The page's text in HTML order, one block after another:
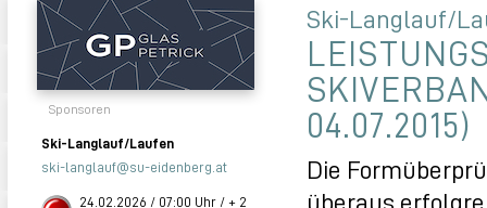
Sponsoren
Ski-Langlauf/Laufen
ski-langlauf@su-eidenberg.at
24.02.2026 / 07:00 Uhr / + 2
Ski-Langlauf/
04.07.2015)
Die
überaus